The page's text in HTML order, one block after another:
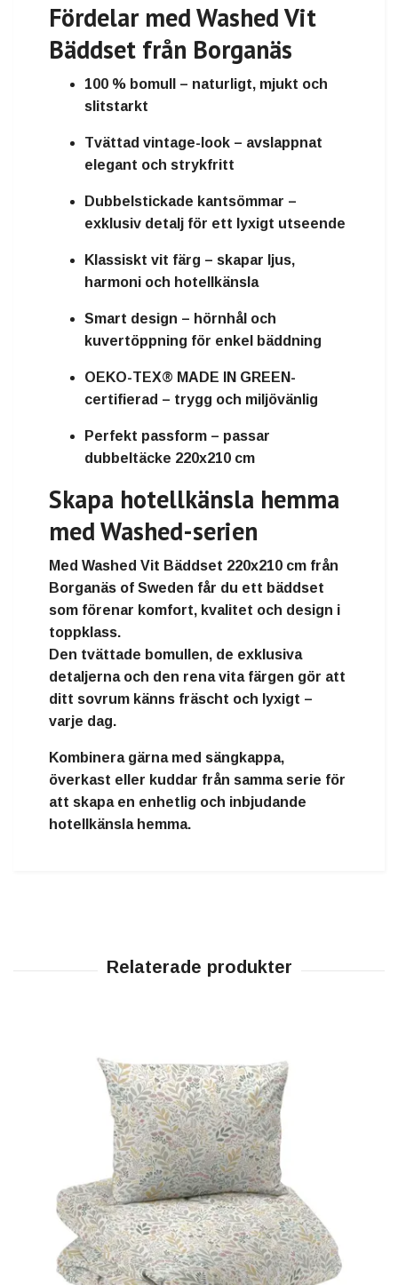
Fördelar med Washed Vit
Bäddset från Borganäs
100 % bomull
– naturligt, mjukt och
slitstarkt
Tvättad vintage-look – avslappnat
elegant och strykfritt
Dubbelstickade kantsömmar –
exklusiv detalj för ett lyxigt utseende
Klassiskt vit färg – skapar ljus,
harmoni och hotellkänsla
Smart design – hörnhål och
kuvertöppning för enkel bäddning
OEKO-TEX® MADE IN GREEN-
certifierad – trygg och miljövänlig
Perfekt passform – passar
dubbeltäcke 220x210 cm
Skapa hotellkänsla hemma
med Washed-serien
Med Washed Vit Bäddset 220x210 cm från
Borganäs of Sweden får du ett bäddset
som förenar komfort, kvalitet och design i
toppklass.
Den tvättade bomullen, de exklusiva
detaljerna och den rena vita färgen gör att
ditt sovrum känns fräscht och lyxigt –
varje dag.
Kombinera gärna med sängkappa,
överkast eller kuddar från samma serie för
att skapa en enhetlig och inbjudande
hotellkänsla hemma.